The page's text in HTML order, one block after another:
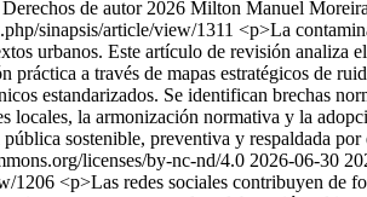
Derechos de autor 2026 Milton Manuel
sinapsis/article/view/1311 <p>La
urbanos. Este artículo de revisión
a través de mapas estratégicos de
estandarizados. Se identifican brechas
locales, la armonización normativa y la
sostenible, preventiva y respaldada
licenses/by-nc-nd/4.0 2026-06-30
1206 <p>Las redes sociales contribuyen de